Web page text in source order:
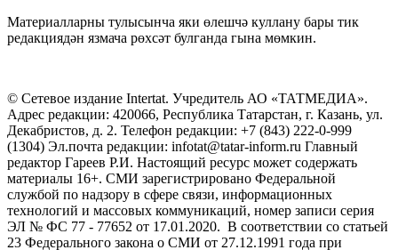
Материалларны тулысынча яки өлешчә куллану бары тик
редакциядән язмача рөхсәт булганда гына мөмкин.
© Сетевое издание Intertat. Учредитель АО «ТАТМЕДИА».
Адрес редакции: 420066, Республика Татарстан, г. Казань, ул.
Декабристов, д. 2. Телефон редакции: +7 (843) 222-0-999
(1304) Эл.почта редакции: infotat@tatar-inform.ru Главный
редактор Гареев Р.И. Настоящий ресурс может содержать
материалы 16+. СМИ зарегистрировано Федеральной
службой по надзору в сфере связи, информационных
технологий и массовых коммуникаций, номер записи серия
ЭЛ № ФС 77 - 77652 от 17.01.2020. В соответствии со статьей
23 Федерального закона о СМИ от 27.12.1991 года при